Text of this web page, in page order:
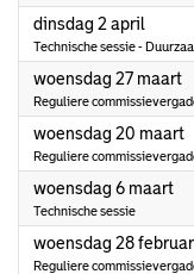
dinsdag 2 april
Technische sessie -
woensdag 27 maart
Reguliere
woensdag 20 maart
Reguliere
woensdag 6 maart
Technische sessie
woensdag 28
Reguliere